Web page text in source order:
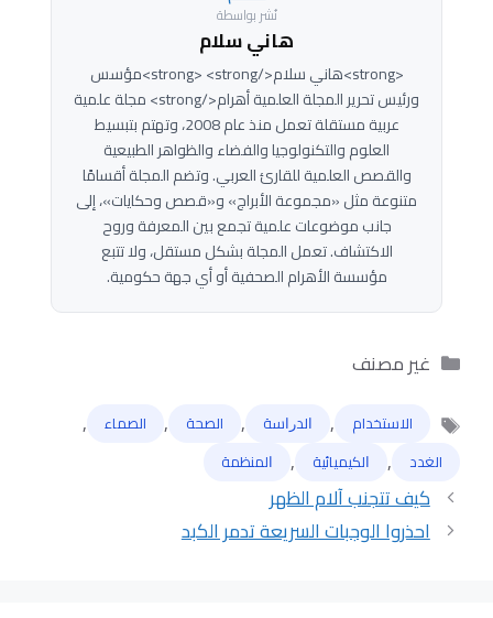
نُشر بواسطة
هاني سلام
<strong>هاني سلام</strong> <strong>مؤسس
ورئيس تحرير المجلة العلمية أهرام</strong> مجلة علمية
عربية مستقلة تعمل منذ عام 2008، وتهتم بتبسيط
العلوم والتكنولوجيا والفضاء والظواهر الطبيعية
والقصص العلمية للقارئ العربي. وتضم المجلة أقسامًا
متنوعة مثل «مجموعة الأبراج» و«قصص وحكايات»، إلى
جانب موضوعات علمية تجمع بين المعرفة وروح
الاكتشاف. تعمل المجلة بشكل مستقل، ولا تتبع
مؤسسة الأهرام الصحفية أو أي جهة حكومية.
التصنيفات
غير مصنف
الوسوم
الاستخدام , ﺍﻟﺪﺭﺍﺳﺔ , الصحة , الصماء ,
الغدد , ﺍﻟﻜﻴﻤﻴﺎﺋﻴﺔ , ﺍﻟﻤﻨﻈﻤﺔ
كيف تتجنب آلام الظهر
احذروا الوجبات السريعة تدمر الكبد